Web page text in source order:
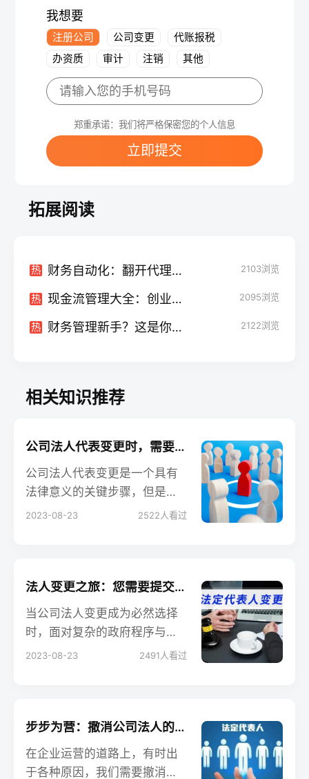
我想要
注册公司 公司变更
代账报税
办资质
审计 注销 其他
郑重承诺：我们将严格保密您的个人信息
立即提交
拓展阅读
热 财务自动化：翻开代理记账新篇章 2103浏览
热 现金流管理大全：创业者必看 2095浏览
热 财务管理新手？这是你的预算编制指南 2122浏览
相关知识推荐
公司法人代表变更时，需要掀开财务的"盖子"吗？
公司法人代表变更是一个具有
法律意义的关键步骤，但是否
涉及到对公司账目的深入检查
2023-08-23 2522人看过
法人变更之旅：您需要提交的关键材料一览
当公司法人变更成为必然选择
时，面对复杂的政府程序与纷
繁的材料清单，您是否感到迷
2023-08-23 2491人看过
步步为营：撤消公司法人的完整指南
在企业运营的道路上，有时出
于各种原因，我们需要撤消公